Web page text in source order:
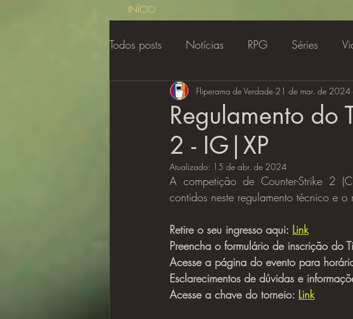
INÍCIO
Todos posts Notícias RPG Séries
Contos de Sercon Regulamentos
Gamer Class Cobertura
Regulamento do
2 - IG|XP
Fliperama de Verdade 21 de mar. de 2024
Atualizado: 15 de abr. de 2024
A competição de Counter-Strike 2
contidos neste regulamento técnico e
Retire o seu ingresso aqui: Link
Preencha o formulário de inscrição do
Acesse a página do evento para
Esclarecimentos de dúvidas e
Acesse a chave do torneio: Link